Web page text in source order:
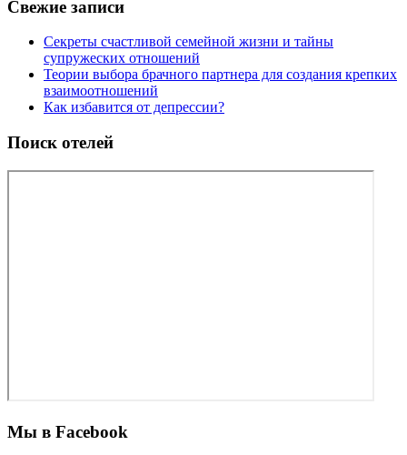
Свежие записи
Секреты счастливой семейной жизни и тайны
супружеских отношений
Теории выбора брачного партнера для создания крепких
взаимоотношений
Как избавится от депрессии?
Поиск отелей
Мы в Facebook